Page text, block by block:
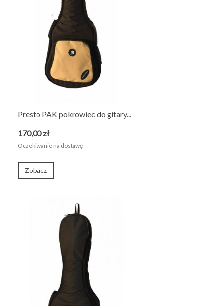
Presto PAK pokrowiec do gitary...
170,00 zł
Oczekiwanie na dostawę
Zobacz